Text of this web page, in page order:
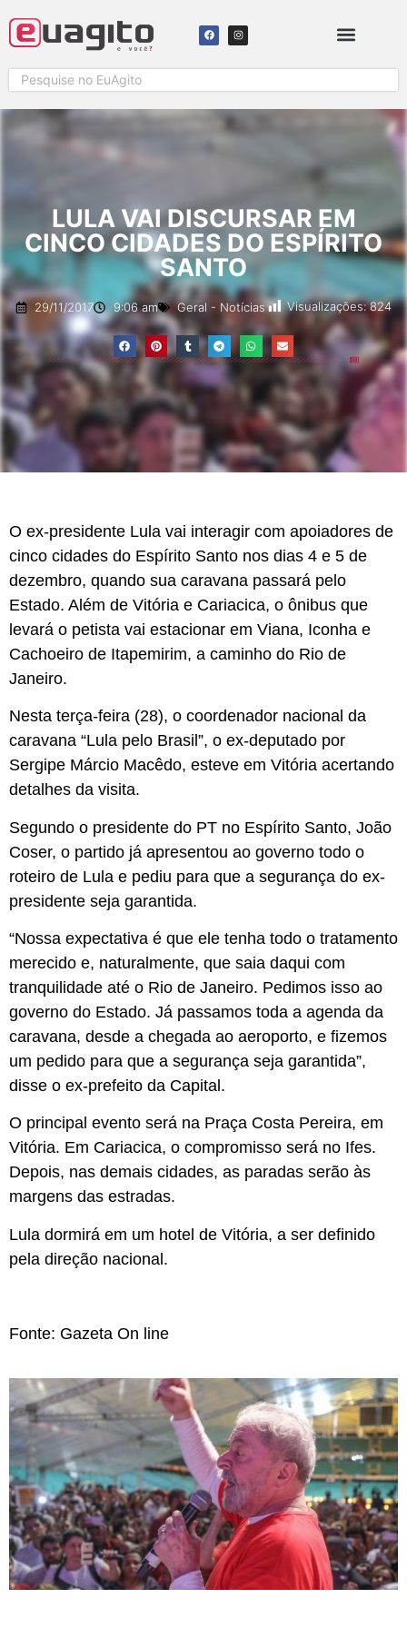
LULA VAI DISCURSAR EM
CINCO CIDADES DO ESPÍRITO
SANTO
29/11/2017 9:06 am Geral - Notícias Visualizações: 824
O ex-presidente Lula vai interagir com apoiadores de
cinco cidades do Espírito Santo nos dias 4 e 5 de
dezembro, quando sua caravana passará pelo
Estado. Além de Vitória e Cariacica, o ônibus que
levará o petista vai estacionar em Viana, Iconha e
Cachoeiro de Itapemirim, a caminho do Rio de
Janeiro.
Nesta terça-feira (28), o coordenador nacional da
caravana “Lula pelo Brasil”, o ex-deputado por
Sergipe Márcio Macêdo, esteve em Vitória acertando
detalhes da visita.
Segundo o presidente do PT no Espírito Santo, João
Coser, o partido já apresentou ao governo todo o
roteiro de Lula e pediu para que a segurança do ex-
presidente seja garantida.
“Nossa expectativa é que ele tenha todo o tratamento
merecido e, naturalmente, que saia daqui com
tranquilidade até o Rio de Janeiro. Pedimos isso ao
governo do Estado. Já passamos toda a agenda da
caravana, desde a chegada ao aeroporto, e fizemos
um pedido para que a segurança seja garantida”,
disse o ex-prefeito da Capital.
O principal evento será na Praça Costa Pereira, em
Vitória. Em Cariacica, o compromisso será no Ifes.
Depois, nas demais cidades, as paradas serão às
margens das estradas.
Lula dormirá em um hotel de Vitória, a ser definido
pela direção nacional.
Fonte: Gazeta On line